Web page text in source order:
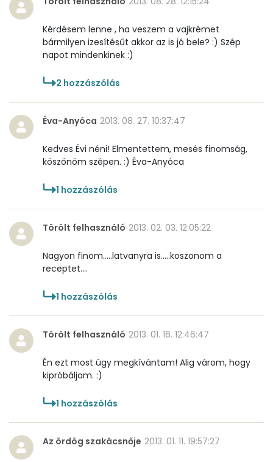
Riboflavin - B2 vitamin:
0 mg
Niacin - B3 vitamin:
Pantoténsav - B5 vitamin:
0 mg
Folsav - B9-vitamin:
Kolin:
Retinol - A vitamin:
β-crypt
Likopin
Lut-zea
Összesen 428 kcal
Kérdésem lenne , ha veszem a vajkrémet
bármilyen izesítésűt akkor az is jó bele? :) Szép
napot mindenkinek :)
2 hozzászólás
Éva-Anyóca 2013. 08. 27. 10:37:47
Kedves Évi néni! Elmentettem, mesés finomság,
köszönöm szépen. :) Éva-Anyóca
1 hozzászólás
Törölt felhasználó 2013. 02. 03. 12:05:22
Nagyon finom.....latvanyra is.....koszonom a
receptet....
1 hozzászólás
Törölt felhasználó 2013. 01. 16. 12:46:47
Én ezt most úgy megkívántam! Alig várom, hogy
kipróbáljam. :)
1 hozzászólás
Az ördög szakácsnője 2013. 01. 11. 19:57:27